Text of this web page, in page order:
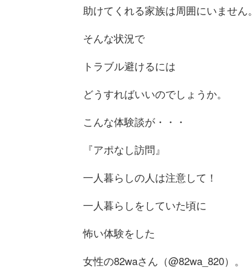
助けてくれる家族は周囲にいません。
そんな状況で
トラブル避けるには
どうすればいいのでしょうか。
こんな体験談が・・・
『アポなし訪問』
一人暮らしの人は注意して！
一人暮らしをしていた頃に
怖い体験をした
女性の82waさん（@82wa_820）。